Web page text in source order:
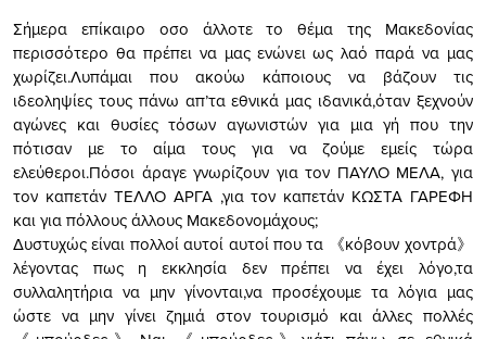
Σήμερα επίκαιρο οσο άλλοτε το θέμα της Μακεδονίας
περισσότερο θα πρέπει να μας ενώνει ως λαό παρά να μας
χωρίζει.Λυπάμαι που ακούω κάποιους να βάζουν τις
ιδεοληψίες τους πάνω απ’τα εθνικά μας ιδανικά,όταν ξεχνούν
αγώνες και θυσίες τόσων αγωνιστών για μια γή που την
πότισαν με το αίμα τους για να ζούμε εμείς τώρα
ελεύθεροι.Πόσοι άραγε γνωρίζουν για τον ΠΑΥΛΟ ΜΕΛΑ, για
τον καπετάν ΤΕΛΛΟ ΑΡΓΑ ,για τον καπετάν ΚΩΣΤΑ ΓΑΡΕΦΗ
και για πόλλους άλλους Μακεδονομάχους;
Δυστυχώς είναι πολλοί αυτοί αυτοί που τα 《κόβουν χοντρά》
λέγοντας πως η εκκλησία δεν πρέπει να έχει λόγο,τα
συλλαλητήρια να μην γίνονται,να προσέχουμε τα λόγια μας
ώστε να μην γίνει ζημιά στον τουρισμό και άλλες πολλές